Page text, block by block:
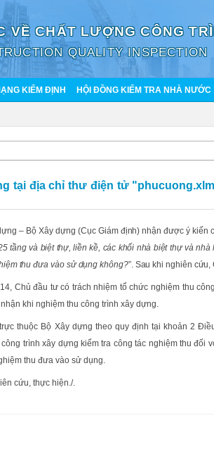
VỀ CHẤT LƯỢNG CÔNG
QUALITY INSPECTION
KIỂM ĐỊNH HỘI ĐỒNG KIỂM TRA NHÀ NƯỚC
tại địa chỉ thư điện tử
– Bộ Xây dựng (Cục Giám định) nhận được ý kiến
tầng và biệt thự, liền kề, các khối nhà biệt thự và
thu đưa vào sử dụng không?”. Sau khi nghiên
Chủ đầu tư có trách nhiệm tổ chức nghiệm thu
khi nghiệm thu công trình xây dựng.
thuộc Bộ Xây dựng theo quy định tại khoản 2
trình xây dựng kiểm tra công tác nghiệm thu đối
thu đưa vào sử dụng.
cứu, thực hiện./.